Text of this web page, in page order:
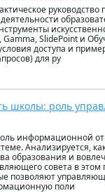
Gamma, SlidePoint и
доступа и
для ру
школы: роль
информационной
Анализируется,
образования и
совета в
позволяют
поли